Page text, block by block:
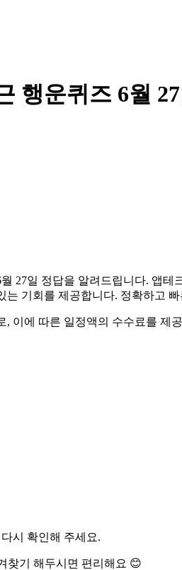
행운퀴즈 6월
27일 정답을 알려드립니다. 앱
는 기회를 제공합니다. 정확하고
이에 따른 일정액의 수수료를 제
시 확인해 주세요.
찾기 해두시면 편리해요 😊